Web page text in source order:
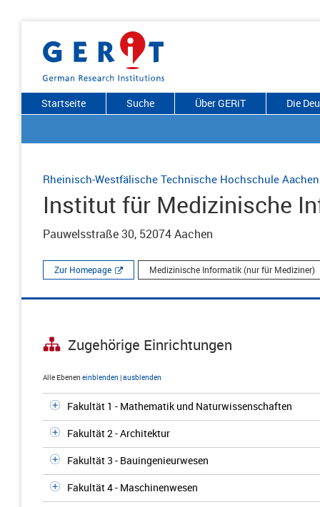
Startseite Suche Über GERiT Die
Rheinisch-Westfälische Technische Hochschule Aachen
Institut für Medizinische
Pauwelsstraße 30, 52074 Aachen
Zur Homepage Medizinische Informatik (nur für Mediziner)
Zugehörige Einrichtungen
Alle Ebenen einblenden |ausblenden
Fakultät 1 - Mathematik und Naturwissenschaften
Fakultät 2 - Architektur
Fakultät 3 - Bauingenieurwesen
Fakultät 4 - Maschinenwesen